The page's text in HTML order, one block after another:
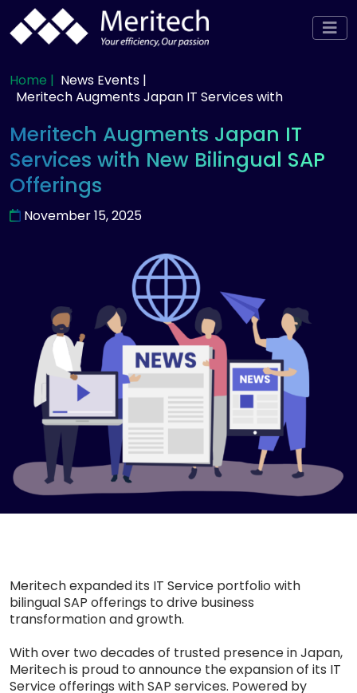
Home | News Events |
Meritech Augments Japan IT Services with
Meritech Augments Japan IT
Services with New Bilingual SAP
Offerings
November 15, 2025
Meritech expanded its IT Service portfolio with
bilingual SAP offerings to drive business
transformation and growth.
With over two decades of trusted presence in Japan,
Meritech is proud to announce the expansion of its IT
Service offerings with SAP services. Powered by